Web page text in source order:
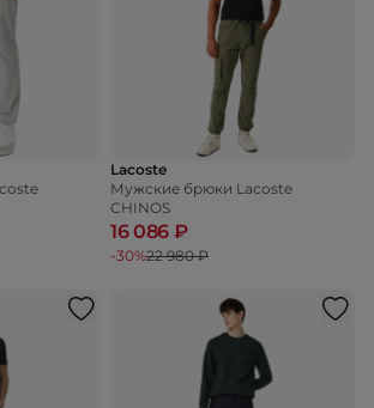
Lacoste
Мужские брюки Lacoste
CHINOS
16 086 ₽
-30%22 980 ₽